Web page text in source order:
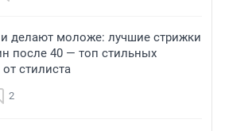
делают моложе: лучшие стрижки
после 40 — топ стильных
стилиста
2